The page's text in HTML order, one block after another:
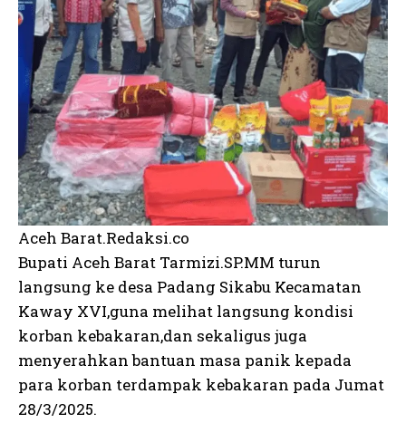
Aceh Barat.Redaksi.co
Bupati Aceh Barat Tarmizi.SP.MM turun
langsung ke desa Padang Sikabu Kecamatan
Kaway XVI,guna melihat langsung kondisi
korban kebakaran,dan sekaligus juga
menyerahkan bantuan masa panik kepada
para korban terdampak kebakaran pada Jumat
28/3/2025.